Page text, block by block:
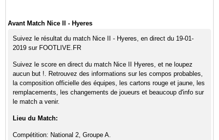
Avant Match Nice II - Hyeres
Suivez le résultat du match Nice II - Hyeres, en direct du 19-01-
2019 sur FOOTLIVE.FR
Suivez le score en direct du match Nice II Hyeres, et ne loupez
aucun but !. Retrouvez des informations sur les compos probables,
la composition officielle des équipes, les cartons rouge et jaune, les
remplacements, les changements de joueurs et beaucoup d'info sur
le match a venir.
Lieu du Match:
Compétition: National 2, Groupe A.